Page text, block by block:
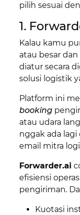
pilih sesuai
1.
Kalau kamu
atau besar
diatur secara
solusi logistik
Platform ini
booking
atau udara
nggak ada
email mitra
Forwarder.ai
efisiensi
pengiriman.
Kuotasi